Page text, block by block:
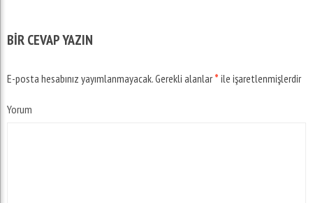
BIR CEVAP YAZIN
E-posta hesabınız yayımlanmayacak.Gerekli alanlar * ile işaretlenmişlerdir
Yorum